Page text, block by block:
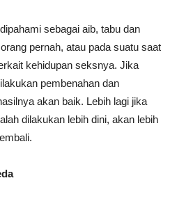
sebagai aib, tabu dan
pernah, atau pada suatu saat
kehidupan seksnya. Jika
pembenahan dan
akan baik. Lebih lagi jika
dilakukan lebih dini, akan lebih